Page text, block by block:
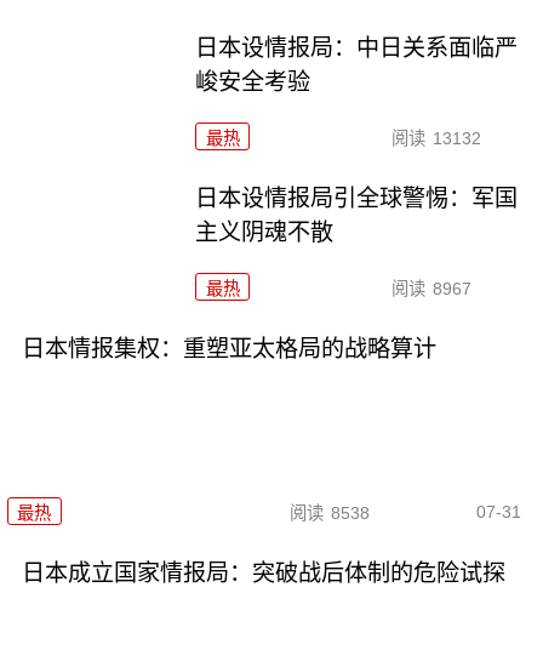
日本设情报局：中日关系面临严
峻安全考验
最热 阅读 13132
日本设情报局引全球警惕：军国
主义阴魂不散
最热 阅读 8967
日本情报集权：重塑亚太格局的战略算计
最热 阅读 8538 07-31
日本成立国家情报局：突破战后体制的危险试探